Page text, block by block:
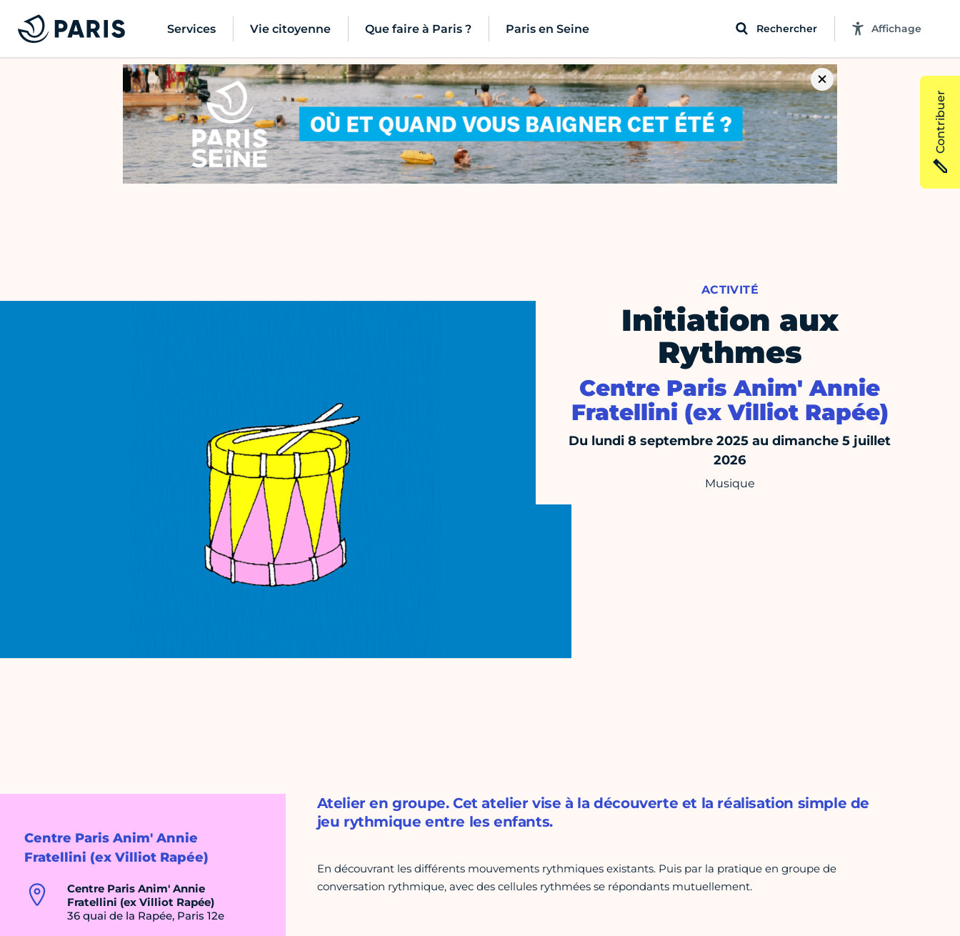
Services Vie citoyenne Que faire à Paris ? Paris en Seine Rechercher Affichage
ACTIVITÉ
Initiation aux
Rythmes
Centre Paris Anim' Annie
Fratellini (ex Villiot Rapée)
Du lundi 8 septembre 2025 au dimanche 5 juillet
2026
Musique
Centre Paris Anim' Annie
Fratellini (ex Villiot Rapée)
Centre Paris Anim' Annie
Fratellini (ex Villiot Rapée)
36 quai de la Rapée, Paris 12e
Atelier en groupe. Cet atelier vise à la découverte et la réalisation simple de
jeu rythmique entre les enfants.
En découvrant les différents mouvements rythmiques existants. Puis par la pratique en groupe de
conversation rythmique, avec des cellules rythmées se répondants mutuellement.
Contribuer